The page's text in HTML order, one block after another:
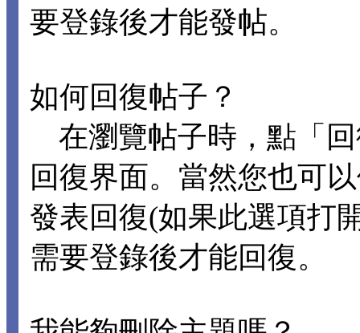
要登錄後才能發帖。
如何回復帖子？
在瀏覽帖子時，點「
回復界面。當然您也可
發表回復(如果此選項打
需要登錄後才能回復。